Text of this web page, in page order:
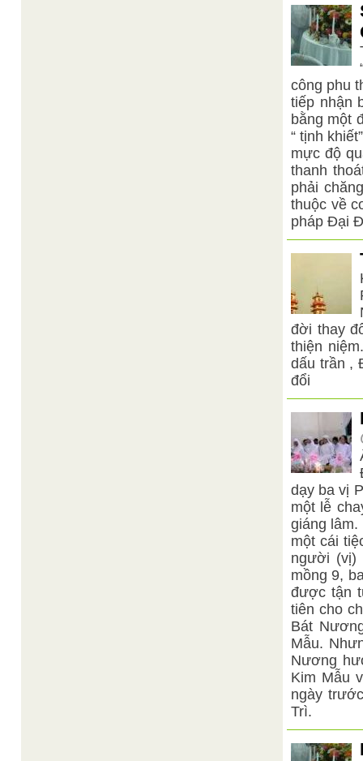
công phu
tiếp nhận
bằng một
“ tịnh
mực độ
thanh
phải
thuộc về
pháp Đại
đời thay
thiện
dấu trần ,
đổi
dạy ba vị
một lễ
giáng
một cái
người (vị)
mồng 9,
được tận
tiên cho
Bát
Mẫu.
Nương
Kim Mẫu
ngày
Trì.